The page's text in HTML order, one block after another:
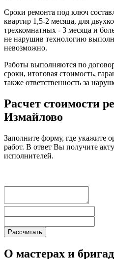
Сроки ремонта под ключ
квартир 1,5-2 месяца, для
трехкомнатных - 3 месяца и
не нарушив технологию
невозможно.
Работы выполняются по
сроки, итоговая стоимость,
также ответственность за
Расчет стоимости
Измайлово
Заполните форму, где укажите
работ. В ответ Вы получите
исполнителей.
О мастерах и